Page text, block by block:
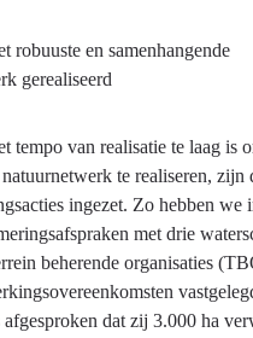
robuuste en samenhangende
gerealiseerd
tempo van realisatie te laag is
te realiseren, zijn
ingezet. Zo hebben we
met drie
beherende organisaties
afgesproken dat zij 3.000 ha